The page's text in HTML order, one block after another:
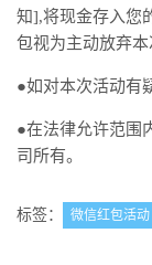
知],将现金存入您
包视为主动放弃本
●如对本次活动有
●在法律允许范围
司所有。
标签： 微信红包活动